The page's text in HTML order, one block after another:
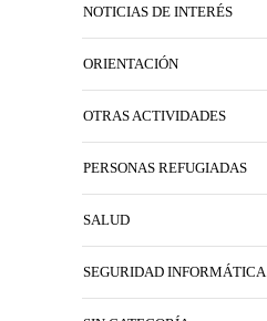
NOTICIAS DE INTERÉS
ORIENTACIÓN
OTRAS ACTIVIDADES
PERSONAS REFUGIADAS
SALUD
SEGURIDAD INFORMÁTICA